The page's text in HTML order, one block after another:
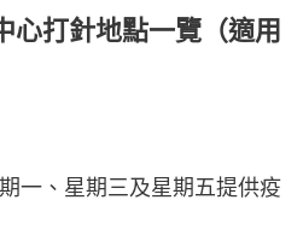
心打針地點一覽（適用
一、星期三及星期五提供疫